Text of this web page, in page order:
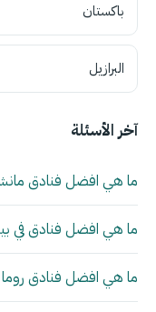
باكستان
البرازيل
آخر الأسئلة
ما هي افضل فنادق
ما هي افضل فنادق في
ما هي افضل فنادق روما